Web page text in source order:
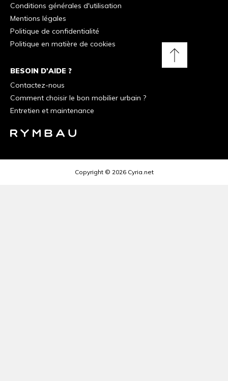
Conditions générales d'utilisation
Mentions légales
Politique de confidentialité
Politique en matière de cookies
BESOIN D'AIDE ?
Contactez-nous
Comment choisir le bon mobilier urbain ?
Entretien et maintenance
Copyright © 2026 Cyria.net
Retour